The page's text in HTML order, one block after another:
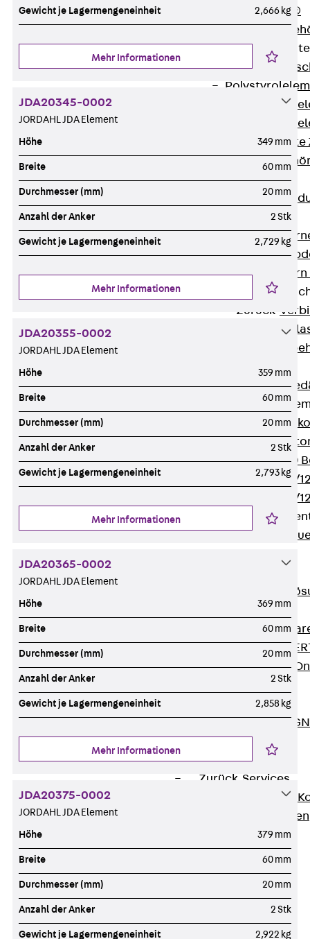
RAPIDOBAT®
Schalrohre
Zurück
Verbindung
Zurück
Querkraftdorn
Zurück
Wärmedämmung
Zurück
Zurück
ISOPRO®
ISOPRO® 120
ISOPRO® 80/
ISOPRO® 80/
Digitale
JORDAHL®
JORDAHL® JVB
ISODESIGN
FERBOX®-
CAD und BIM
Services
Zurück Services
Beratung, Planung,
Individuelle Lösungen
Zurück Ausbau
Produkte
Kabeltragsysteme
Gewicht je Lagermengeneinheit 2,666 kg
Mehr Informationen
JDA20345-0002
JORDAHL JDA Element
Höhe 349 mm
Breite 60 mm
Durchmesser (mm) 20 mm
Anzahl der Anker 2 Stk
Gewicht je Lagermengeneinheit 2,729 kg
Mehr Informationen
JDA20355-0002
JORDAHL JDA Element
Höhe 359 mm
Breite 60 mm
Durchmesser (mm) 20 mm
Anzahl der Anker 2 Stk
Gewicht je Lagermengeneinheit 2,793 kg
Mehr Informationen
JDA20365-0002
JORDAHL JDA Element
Höhe 369 mm
Breite 60 mm
Durchmesser (mm) 20 mm
Anzahl der Anker 2 Stk
Gewicht je Lagermengeneinheit 2,858 kg
Mehr Informationen
JDA20375-0002
JORDAHL JDA Element
Höhe 379 mm
Breite 60 mm
Durchmesser (mm) 20 mm
Anzahl der Anker 2 Stk
Gewicht je Lagermengeneinheit 2,922 kg